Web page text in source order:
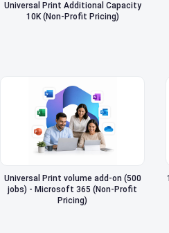
Universal Print Additional Capacity
10K (Non-Profit Pricing)
Universal Print volume add-on (500
jobs) - Microsoft 365 (Non-Profit
Pricing)